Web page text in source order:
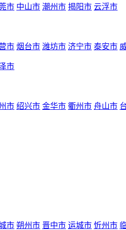
市 中山市 潮州市 揭阳市 云浮市
市 烟台市 潍坊市 济宁市 泰安市
市
市 绍兴市 金华市 衢州市 舟山市
市 朔州市 晋中市 运城市 忻州市